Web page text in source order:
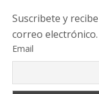
Suscribete y
correo electrónico.
Email